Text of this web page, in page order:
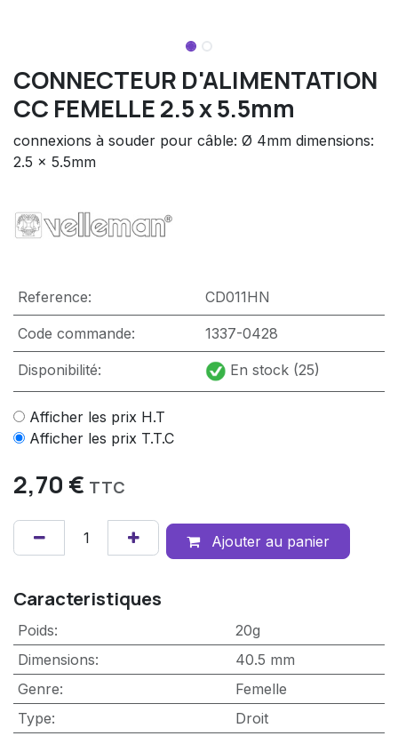
CONNECTEUR D'ALIMENTATION
CC FEMELLE 2.5 x 5.5mm
connexions à souder pour câble: Ø 4mm dimensions:
2.5 x 5.5mm
Reference: CD011HN
Code commande: 1337-0428
Disponibilité: En stock (25)
Afficher les prix H.T
Afficher les prix T.T.C
2,70 € TTC
Ajouter au panier
Caracteristiques
Poids:
20g
Dimensions:
40.5 mm
Genre:
Femelle
Type:
Droit